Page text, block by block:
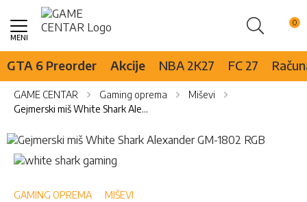
Pretraži
Skip
Content
GTA 6 Preorder Akcije NBA 2K27 FC 27
GAME CENTAR Gaming oprema
Miševi
Gejmerski miš White Shark Alexander GM-1802 RGB
Skip
to
the
of
Skip
to
beginning
GAMING OPREMA MIŠEVI